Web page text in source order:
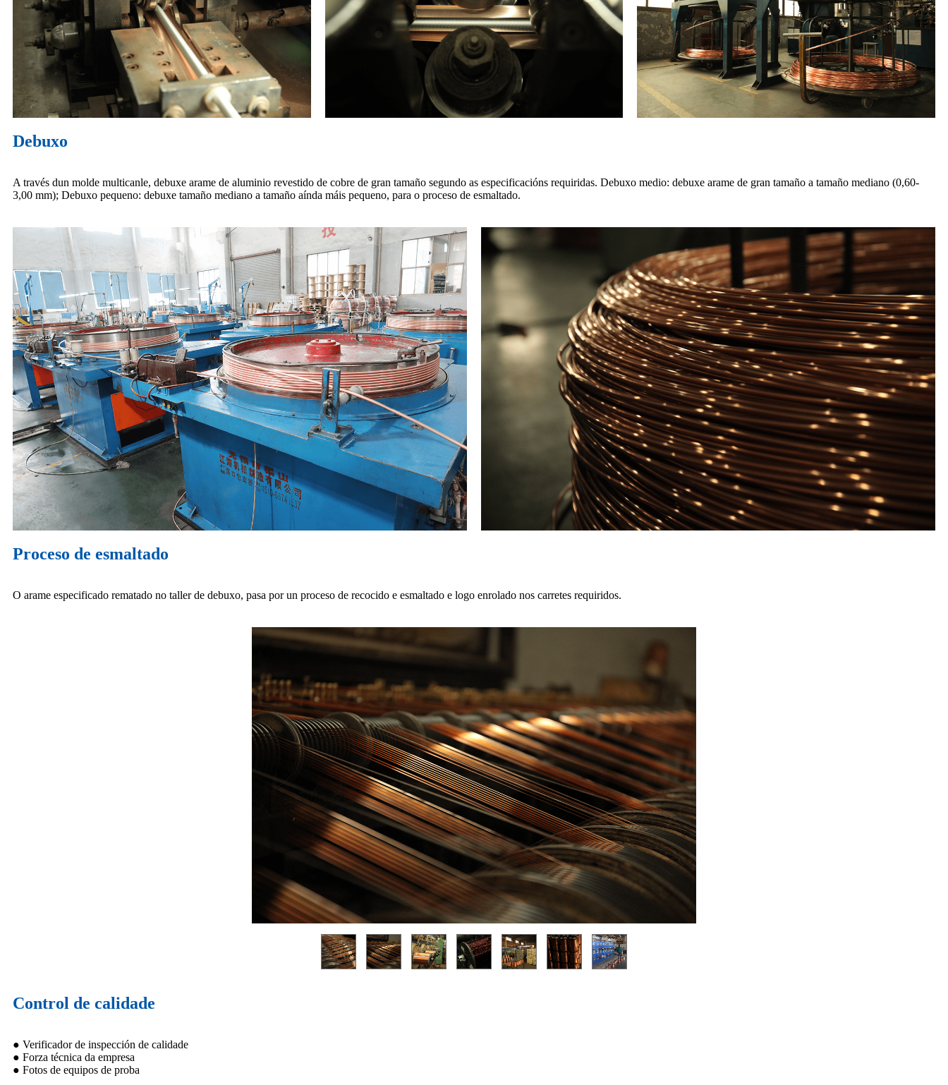
Debuxo
A través dun molde multicanle, debuxe arame de aluminio revestido de cobre de gran tamaño segundo as especificacións requiridas. Debuxo medio: debuxe arame de gran tamaño a tamaño mediano (0,60-
3,00 mm); Debuxo pequeno: debuxe tamaño mediano a tamaño aínda máis pequeno, para o proceso de esmaltado.
Proceso de esmaltado
O arame especificado rematado no taller de debuxo, pasa por un proceso de recocido e esmaltado e logo enrolado nos carretes requiridos.
Control de calidade
● Verificador de inspección de calidade
● Forza técnica da empresa
● Fotos de equipos de proba